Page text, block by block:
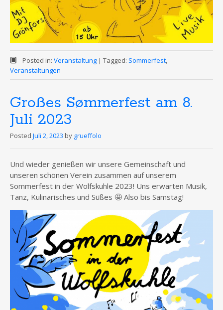
Posted in: Veranstaltung | Tagged: Sommerfest,
Veranstaltungen
Großes Sømmerfest am 8.
Juli 2023
Posted Juli 2, 2023 by grueffolo
Und wieder genießen wir unsere Gemeinschaft und
unseren schönen Verein zusammen auf unserem
Sommerfest in der Wolfskuhle 2023! Uns erwarten Musik,
Tanz, Kulinarisches und Süßes 🤩 Also bis Samstag!